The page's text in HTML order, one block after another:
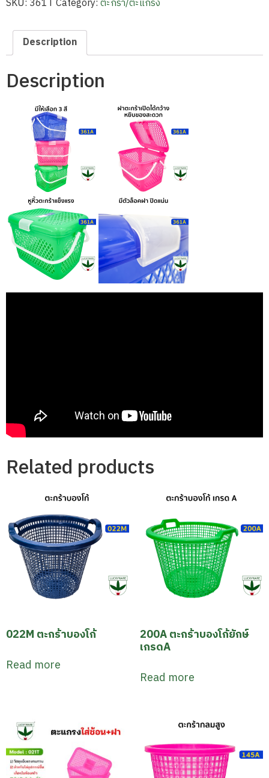
Description
Description
Related products
022M ตะกร้าบองโก้
Read more
200A ตะกร้าบองโก้ยักษ์
เกรดA
Read more